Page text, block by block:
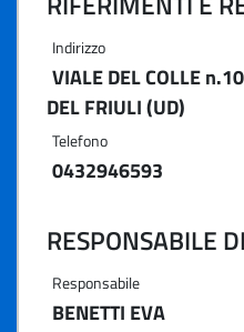
Indirizzo
VIALE DEL COLLE
DEL FRIULI (UD)
Telefono
0432946593
RESPONSABILE
Responsabile
BENETTI EVA